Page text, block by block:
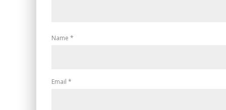
Name *
Email *